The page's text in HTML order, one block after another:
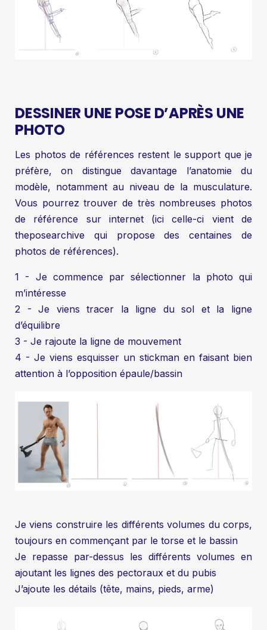
DESSINER UNE POSE D’APRÈS UNE
PHOTO
Les photos de références restent le support que je
préfère, on distingue davantage l’anatomie du
modèle, notamment au niveau de la musculature.
Vous pourrez trouver de très nombreuses photos
de référence sur internet (ici celle-ci vient de
theposearchive qui propose des centaines de
photos de références).
1 - Je commence par sélectionner la photo qui
m’intéresse
2 - Je viens tracer la ligne du sol et la ligne
d’équilibre
3 - Je rajoute la ligne de mouvement
4 - Je viens esquisser un stickman en faisant bien
attention à l’opposition épaule/bassin
Je viens construire les différents volumes du corps,
toujours en commençant par le torse et le bassin
Je repasse par-dessus les différents volumes en
ajoutant les lignes des pectoraux et du pubis
J’ajoute les détails (tête, mains, pieds, arme)